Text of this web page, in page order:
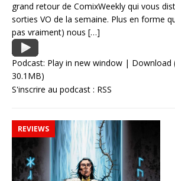
grand retour de ComixWeekly qui vous
sorties VO de la semaine. Plus en forme
pas vraiment) nous […]
Podcast: Play in new window | Download
30.1MB)
S'inscrire au podcast : RSS
REVIEWS